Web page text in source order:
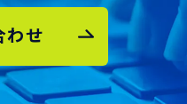
わせ